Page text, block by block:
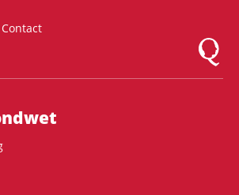
Contact
Logo